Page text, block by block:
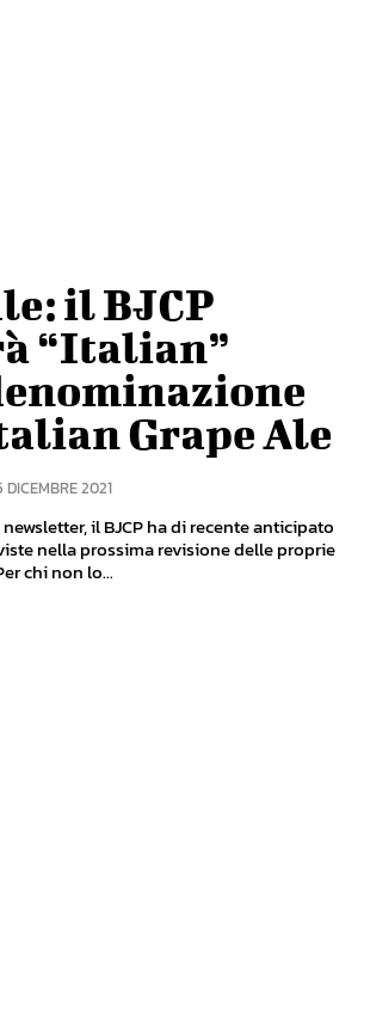
il BJCP
“Italian”
Grape Ale
DICEMBRE 2021
il BJCP ha di recente anticipato
nella prossima revisione delle proprie
chi non lo...